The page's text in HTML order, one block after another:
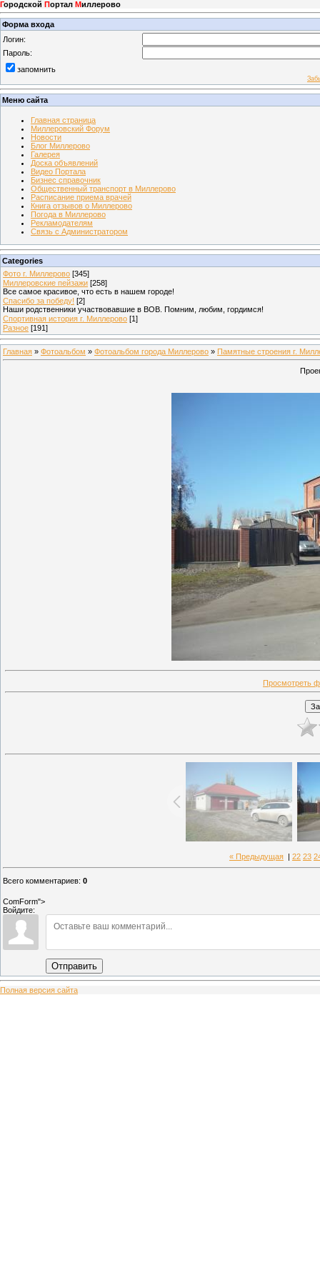
Городской Портал Миллерово
Форма входа
Логин:
Пароль:
запомнить
Меню сайта
Главная страница
Миллеровский Форум
Новости
Блог Миллерово
Галерея
Доска объявлений
Видео Портала
Бизнес справочник
Общественный транспорт в Миллерово
Расписание приема врачей
Книга отзывов о Миллерово
Погода в Миллерово
Рекламодателям
Связь с Администратором
Categories
Фото г. Миллерово [345]
Миллеровские пейзажи [258]
Все самое красивое, что есть в нашем городе!
Спасибо за победу! [2]
Наши родственники участвовавшие в ВОВ. Помним, любим, гордимся!
Спортивная история г. Миллерово [1]
Разное [191]
Главная » Фотоальбом » Фотоальбом города Миллерово » Памятные строения г.
Просмотреть
« Предыдущая 22 23
Всего комментариев: 0
ComForm">
Войдите:
Отправить
Полная версия сайта